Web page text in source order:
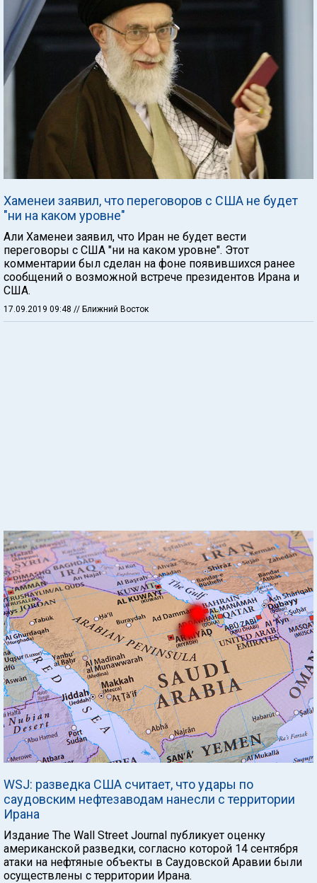
Хаменеи заявил, что переговоров с США не будет
"ни на каком уровне"
Али Хаменеи заявил, что Иран не будет вести
переговоры с США "ни на каком уровне". Этот
комментарии был сделан на фоне появившихся ранее
сообщений о возможной встрече президентов Ирана и
США.
17.09.2019 09:48 // Ближний Восток
WSJ: разведка США считает, что удары по
саудовским нефтезаводам нанесли с территории
Ирана
Издание The Wall Street Journal публикует оценку
американской разведки, согласно которой 14 сентября
атаки на нефтяные объекты в Саудовской Аравии были
осуществлены с территории Ирана.